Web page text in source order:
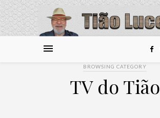
BROWSING CATEGORY
TV do Tião